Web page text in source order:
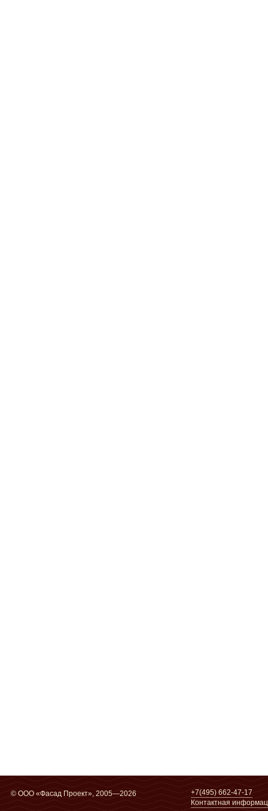
© ООО «Фасад Проект», 2005—2026
+7(495) 662-47-17
Контактная